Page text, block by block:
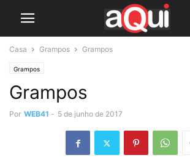
Casa Grampos Grampos
Grampos
Grampos
Por WEB41 - 5 de junho de 2017